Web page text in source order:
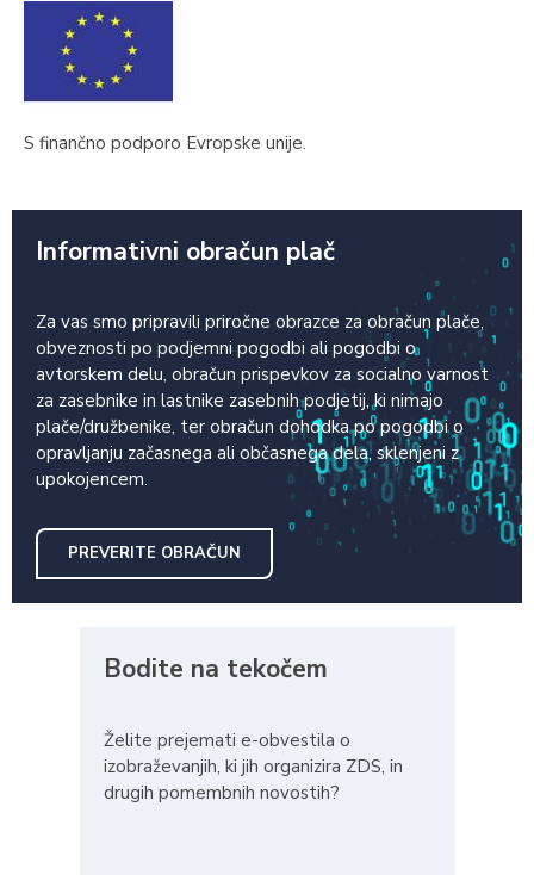
S finančno podporo Evropske unije.
Informativni obračun plač
Za vas smo pripravili priročne obrazce za obračun plače,
obveznosti po podjemni pogodbi ali pogodbi o
avtorskem delu, obračun prispevkov za socialno varnost
za zasebnike in lastnike zasebnih podjetij, ki nimajo
plače/družbenike, ter obračun dohodka po pogodbi o
opravljanju začasnega ali občasnega dela, sklenjeni z
upokojencem.
PREVERITE OBRAČUN
Bodite na tekočem
Želite prejemati e-obvestila o
izobraževanjih, ki jih organizira ZDS, in
drugih pomembnih novostih?